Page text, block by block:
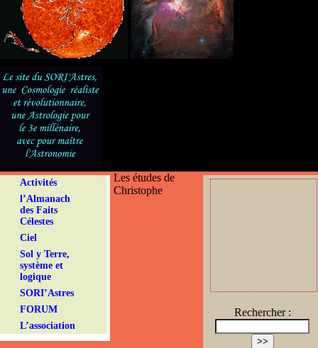
Activités
l’Almanach
des Faits
Célestes
Ciel
Sol y Terre,
système et
logique
SORI’Astres
FORUM
L’association
Rechercher :
Les études de
Christophe